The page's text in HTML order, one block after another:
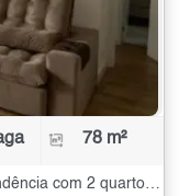
78 m²
Apartamento à Venda no Jardim Independência com 2 quartos - 78 m²